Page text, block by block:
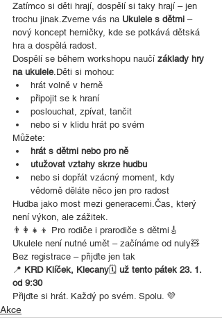
Zatímco si děti hrají, dospělí si taky hrají – jen
trochu jinak.Zveme vás na Ukulele s dětmi –
nový koncept herničky, kde se potkává dětská
hra a dospělá radost.
Dospělí se během workshopu naučí základy hry
na ukulele.Děti si mohou:
hrát volně v herně
připojit se k hraní
poslouchat, zpívat, tančit
nebo si v klidu hrát po svém
Můžete:
hrát s dětmi nebo pro ně
utužovat vztahy skrze hudbu
nebo si dopřát vzácný moment, kdy
vědomě děláte něco jen pro radost
Hudba jako most mezi generacemi.Čas, který
není výkon, ale zážitek.
👨‍👩‍👧‍👦 Pro rodiče i prarodiče s dětmi🎸
Ukulele není nutné umět – začínáme od nuly🧸
Bez registrace – přijďte jen tak
📍 KRD Klíček, Klecany🗓 už tento pátek 23. 1.
od 9:30
Přijďte si hrát. Každý po svém. Spolu. 💜
Akce